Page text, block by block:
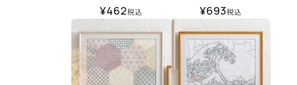
¥462税込 ¥693税込